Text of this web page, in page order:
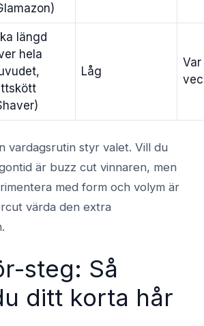
längd
hela
Låg
vardagsrutin styr valet. Vill du
är buzz cut vinnaren, men
med form och volym är
värda den extra
steg: Så
ditt korta hår